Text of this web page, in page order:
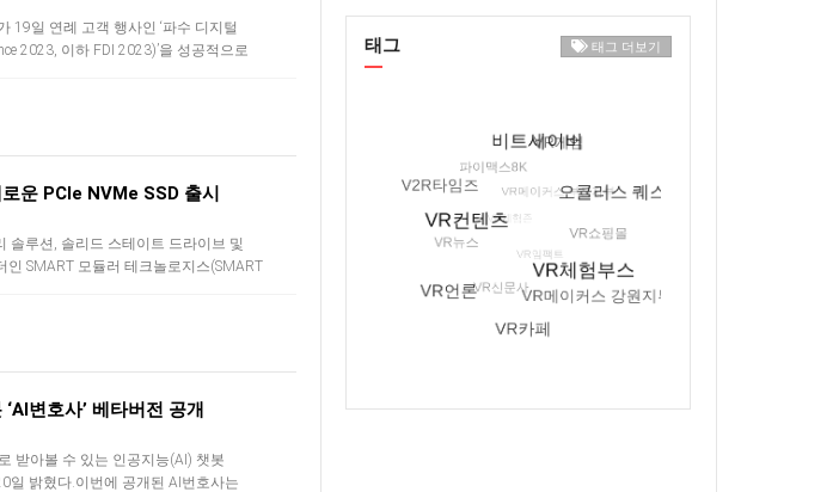
19일 연례 고객 행사인 ‘파수 디지털
2023, 이하 FDI 2023)’을 성공적으로
운 PCIe NVMe SSD 출시
솔루션, 솔리드 스테이트 드라이브 및
SMART 모듈러 테크놀로지스(SMART
변호사’ 베타버전 공개
받아볼 수 있는 인공지능(AI) 챗봇
일 밝혔다.이번에 공개된 AI번호사는
태그 태그 더보기